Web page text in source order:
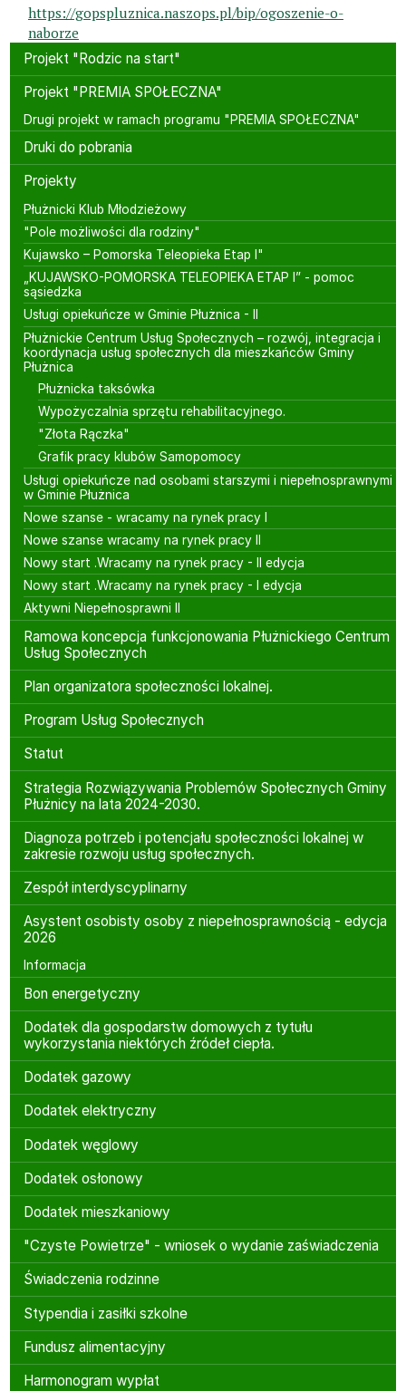
https://gopspluznica.naszops.pl/bip/ogoszenie-o-
naborze
Menu boczne
Projekt "Rodzic na start"
Projekt "PREMIA SPOŁECZNA"
Drugi projekt w ramach programu "PREMIA SPOŁECZNA"
Druki do pobrania
Projekty
Płużnicki Klub Młodzieżowy
"Pole możliwości dla rodziny"
Kujawsko – Pomorska Teleopieka Etap I"
„KUJAWSKO-POMORSKA TELEOPIEKA ETAP I” - pomoc
sąsiedzka
Usługi opiekuńcze w Gminie Płużnica - II
Płużnickie Centrum Usług Społecznych – rozwój, integracja i
koordynacja usług społecznych dla mieszkańców Gminy
Płużnica
Płużnicka taksówka
Wypożyczalnia sprzętu rehabilitacyjnego.
"Złota Rączka"
Grafik pracy klubów Samopomocy
Usługi opiekuńcze nad osobami starszymi i niepełnosprawnymi
w Gminie Płużnica
Nowe szanse - wracamy na rynek pracy I
Nowe szanse wracamy na rynek pracy II
Nowy start .Wracamy na rynek pracy - II edycja
Nowy start .Wracamy na rynek pracy - I edycja
Aktywni Niepełnosprawni II
Ramowa koncepcja funkcjonowania Płużnickiego Centrum
Usług Społecznych
Plan organizatora społeczności lokalnej.
Program Usług Społecznych
Statut
Strategia Rozwiązywania Problemów Społecznych Gminy
Płużnicy na lata 2024-2030.
Diagnoza potrzeb i potencjału społeczności lokalnej w
zakresie rozwoju usług społecznych.
Zespół interdyscyplinarny
Asystent osobisty osoby z niepełnosprawnością - edycja
2026
Informacja
Bon energetyczny
Dodatek dla gospodarstw domowych z tytułu
wykorzystania niektórych źródeł ciepła.
Dodatek gazowy
Dodatek elektryczny
Dodatek węglowy
Dodatek osłonowy
Dodatek mieszkaniowy
"Czyste Powietrze" - wniosek o wydanie zaświadczenia
Świadczenia rodzinne
Stypendia i zasiłki szkolne
Fundusz alimentacyjny
Harmonogram wypłat